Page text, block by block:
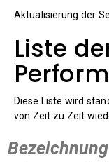
Aktualisierung der
Liste
Diese Liste wird
von Zeit zu Zeit